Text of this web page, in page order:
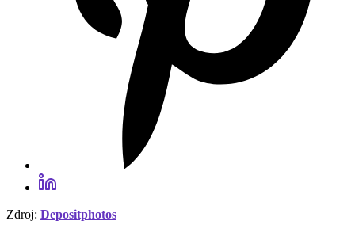
Zdroj: Depositphotos